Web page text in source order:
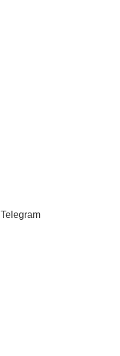
Telegram